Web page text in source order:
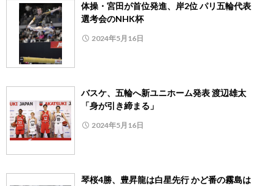
体操・宮田が首位発進、岸2位 パリ五輪代表
選考会のNHK杯
2024年5月16日
バスケ、五輪へ新ユニホーム発表 渡辺雄太
「身が引き締まる」
2024年5月16日
琴桜4勝、豊昇龍は白星先行 かど番の霧島は